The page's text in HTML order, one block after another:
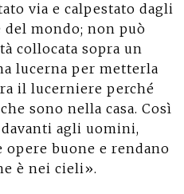
via e calpestato dagli
del mondo; non può
collocata sopra un
lucerna per metterla
il lucerniere perché
sono nella casa. Così
agli uomini,
opere buone e rendano
è nei cieli».